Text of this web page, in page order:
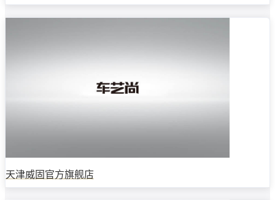
天津威固官方旗舰店